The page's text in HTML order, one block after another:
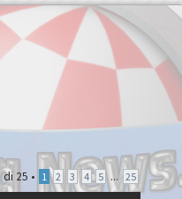
di 25 • 1 2 3 4 5 ... 25